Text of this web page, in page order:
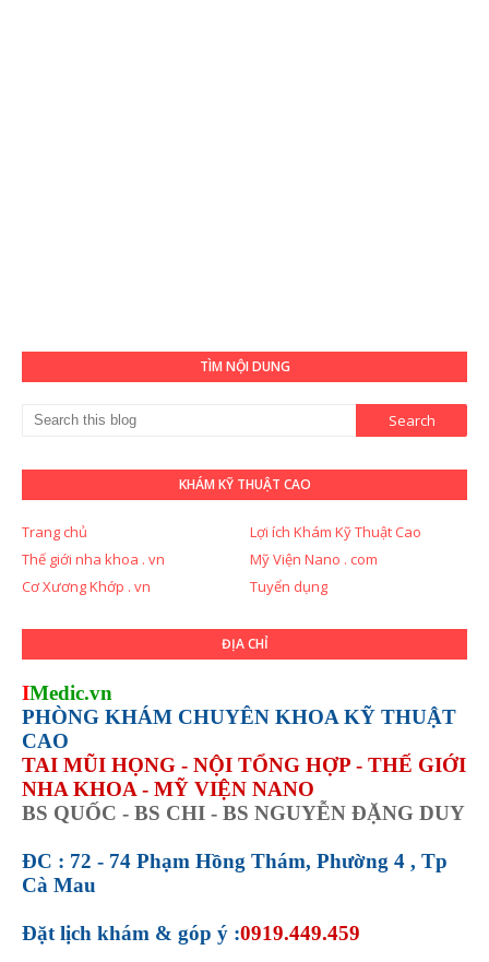
TÌM NỘI DUNG
KHÁM KỸ THUẬT CAO
Trang chủ
Lợi ích Khám Kỹ Thuật Cao
Thế giới nha khoa . vn
Mỹ Viện Nano . com
Cơ Xương Khớp . vn
Tuyển dụng
ĐỊA CHỈ
IMedic.vn
PHÒNG KHÁM CHUYÊN KHOA KỸ THUẬT
CAO
TAI MŨI HỌNG - NỘI TỔNG HỢP - THẾ GIỚI
NHA KHOA - MỸ VIỆN NANO
BS QUỐC - BS CHI - BS NGUYỄN ĐẶNG DUY
ĐC : 72 - 74 Phạm Hồng Thám, Phường 4 , Tp
Cà Mau
Đặt lịch khám & góp ý :0919.449.459